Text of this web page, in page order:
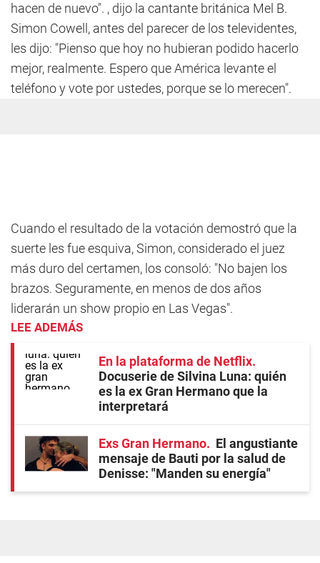
hacen de nuevo". , dijo la cantante británica Mel B.
Simon Cowell, antes del parecer de los televidentes,
les dijo: "Pienso que hoy no hubieran podido hacerlo
mejor, realmente. Espero que América levante el
teléfono y vote por ustedes, porque se lo merecen".
Cuando el resultado de la votación demostró que la
suerte les fue esquiva, Simon, considerado el juez
más duro del certamen, los consoló: "No bajen los
brazos. Seguramente, en menos de dos años
liderarán un show propio en Las Vegas".
LEE ADEMÁS
En la plataforma de Netflix
Docuserie de Silvina Luna: quién
es la ex Gran Hermano que la
interpretará
Exs Gran Hermano
El angustiante
mensaje de Bauti por la salud de
Denisse: "Manden su energía"